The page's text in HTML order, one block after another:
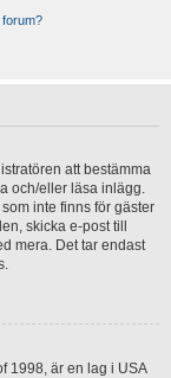
att bestämma
och/eller läsa inlägg.
inte finns för gäster
skicka e-post till
mera. Det tar endast
1998, är en lag i USA